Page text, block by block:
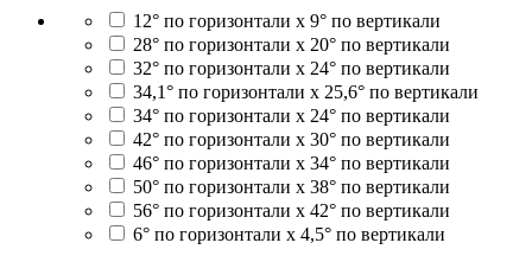
12° по горизонтали x 9° по вертикали
28° по горизонтали x 20° по вертикали
32° по горизонтали x 24° по вертикали
34,1° по горизонтали x 25,6° по вертикали
34° по горизонтали x 24° по вертикали
42° по горизонтали x 30° по вертикали
46° по горизонтали x 34° по вертикали
50° по горизонтали x 38° по вертикали
56° по горизонтали x 42° по вертикали
6° по горизонтали x 4,5° по вертикали